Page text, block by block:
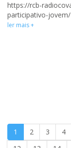
https://rcb-
participativo-jovem/
ler mais +
1 2 3 4